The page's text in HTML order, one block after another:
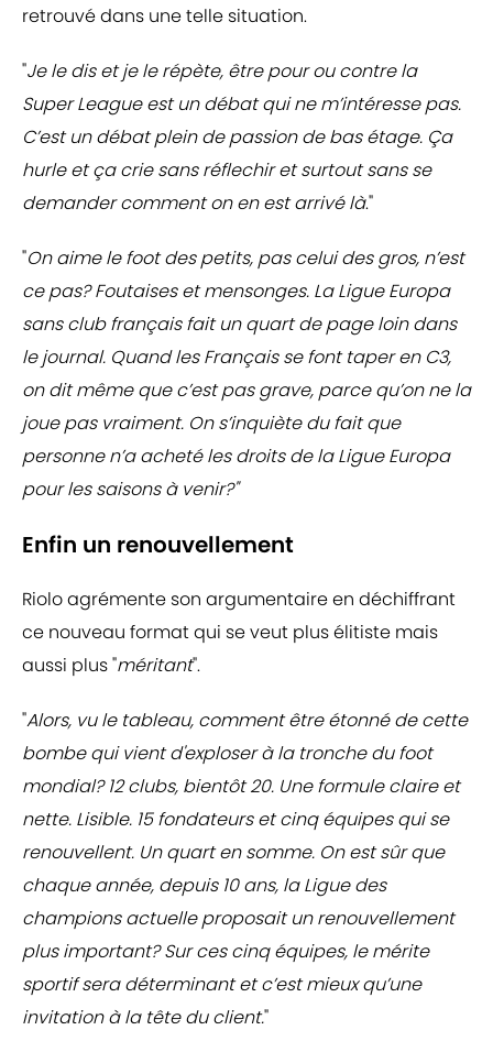
retrouvé dans une telle situation.
"Je le dis et je le répète, être pour ou contre la
Super League est un débat qui ne m’intéresse pas.
C’est un débat plein de passion de bas étage. Ça
hurle et ça crie sans réflechir et surtout sans se
demander comment on en est arrivé là."
"On aime le foot des petits, pas celui des gros, n’est
ce pas? Foutaises et mensonges. La Ligue Europa
sans club français fait un quart de page loin dans
le journal. Quand les Français se font taper en C3,
on dit même que c’est pas grave, parce qu’on ne la
joue pas vraiment. On s’inquiète du fait que
personne n’a acheté les droits de la Ligue Europa
pour les saisons à venir?"
Enfin un renouvellement
Riolo agrémente son argumentaire en déchiffrant
ce nouveau format qui se veut plus élitiste mais
aussi plus "méritant".
"Alors, vu le tableau, comment être étonné decette
bombe qui vient d'exploser à la tronche du foot
mondial? 12 clubs, bientôt 20. Une formule claire et
nette. Lisible. 15 fondateurs et cinq équipes qui se
renouvellent. Un quart en somme. On est sûr que
chaque année, depuis 10 ans, la Ligue des
champions actuelle proposait un renouvellement
plus important? Sur ces cinq équipes, le mérite
sportif sera déterminant et c’est mieux qu’une
invitation à la tête du client."